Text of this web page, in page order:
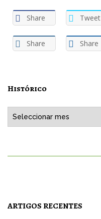
Share Tweet
Share Share
Histórico
ARTIGOS RECENTES